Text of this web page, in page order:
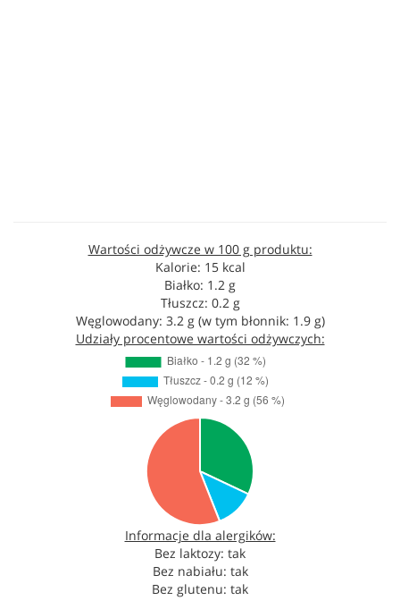
Wartości odżywcze w 100 g produktu:
Kalorie: 15 kcal
Białko: 1.2 g
Tłuszcz: 0.2 g
Węglowodany: 3.2 g (w tym błonnik: 1.9 g)
Udziały procentowe wartości odżywczych:
Informacje dla alergików:
Bez laktozy: tak
Bez nabiału: tak
Bez glutenu: tak